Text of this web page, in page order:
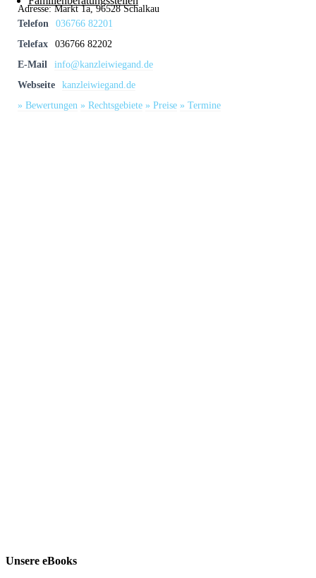
Adresse:Markt 1a, 96528 Schalkau
Telefon
036766 82201
Telefax
036766 82202
E-Mail
info@kanzleiwiegand.de
Webseite
kanzleiwiegand.de
» Bewertungen » Rechtsgebiete » Preise » Termine
Unsere eBooks